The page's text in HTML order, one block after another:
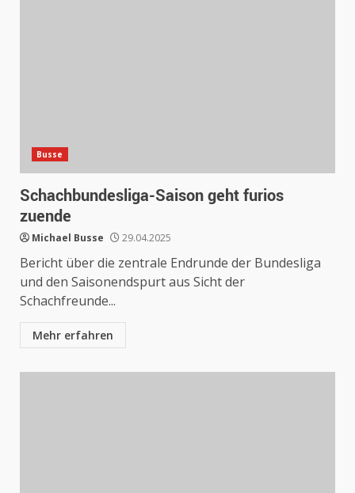
Busse
Schachbundesliga-Saison geht furios
zuende
Michael Busse 29.04.2025
Bericht über die zentrale Endrunde der Bundesliga
und den Saisonendspurt aus Sicht der
Schachfreunde...
Mehr erfahren